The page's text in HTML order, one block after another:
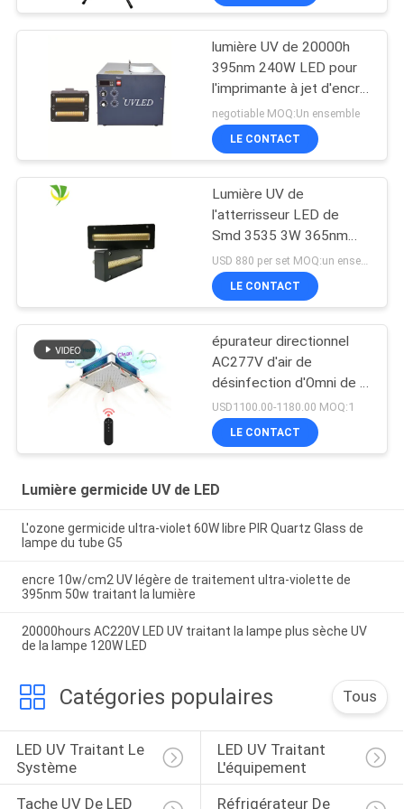
lumière UV de 20000h
395nm 240W LED pour
l'imprimante à jet d'encre
Machine
negotiable MOQ:Un ensemble
LE CONTACT
Lumière UV de
l'atterrisseur LED de
Smd 3535 3W 365nm
385nm 395nm 405nm
LE CONTACT
épurateur directionnel
AC277V d'air de
désinfection d'Omni de la
lampe 150W UV
germicide
USD1100.00-1180.00 MOQ:1
LE CONTACT
Lumière germicide UV de LED
L'ozone germicide ultra-violet 60W libre PIR Quartz Glass de
lampe du tube G5
encre 10w/cm2 UV légère de traitement ultra-violette de
395nm 50w traitant la lumière
20000hours AC220V LED UV traitant la lampe plus sèche UV
de la lampe 120W LED
Catégories populaires Tous
LED UV Traitant Le
Système
LED UV Traitant
L'équipement
Tache UV De LED
Réfrigérateur De